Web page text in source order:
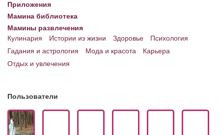
Полезные ссылки
Опросы
Блог Администратора
Приложения
Мамина библиотека
Мамины развлечения
Кулинария
Истории из жизни Здоровье
Психология
Гадания и астрология
Мода и красота
Карьера
Отдых и увлечения
Пользователи